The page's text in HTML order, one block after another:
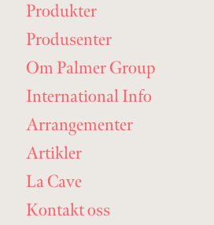
Produkter
Produsenter
Om Palmer Group
International Info
Arrangementer
Artikler
La Cave
Kontakt oss